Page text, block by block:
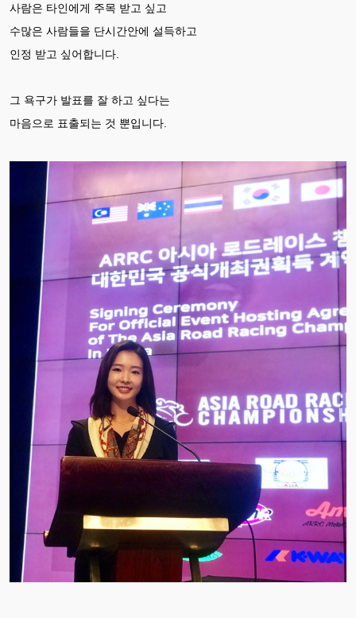
사람은 타인에게 주목 받고 싶고
수많은 사람들을 단시간안에 설득하고
인정 받고 싶어합니다.
그 욕구가 발표를 잘 하고 싶다는
마음으로 표출되는 것 뿐입니다.